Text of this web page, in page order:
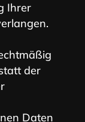
Ihrer
der
Daten